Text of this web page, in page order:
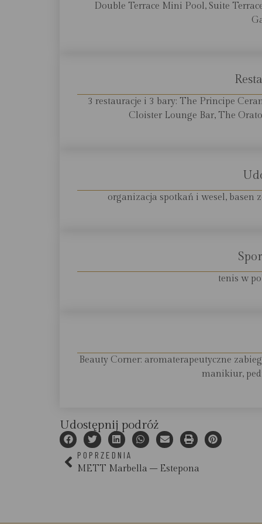
Double Terrace Mini Pool, Suite
3 restauracje i 3 bary: The Principe
Cloister Lounge Bar, The
organizacja spotkań i wesel, basen
tenis w
Beauty Corner: aromaterapeutyczne
manikiur,
Udostępnij podróż
POPRZEDNIA
METT Marbella – Estepona